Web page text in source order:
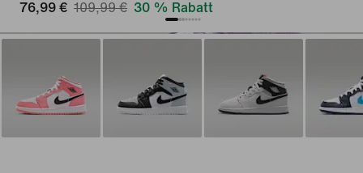
76,99 € 109,99 € 30 % Rabatt